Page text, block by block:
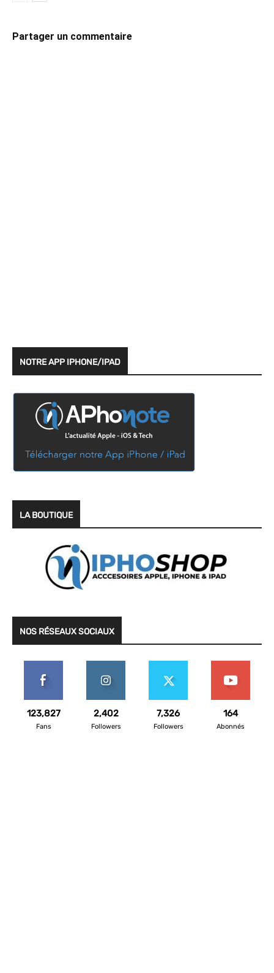
Partager un commentaire
NOTRE APP IPHONE/IPAD
LA BOUTIQUE
NOS RÉSEAUX SOCIAUX
123,827
Fans
2,402
Followers
7,326
Followers
164
Abonnés